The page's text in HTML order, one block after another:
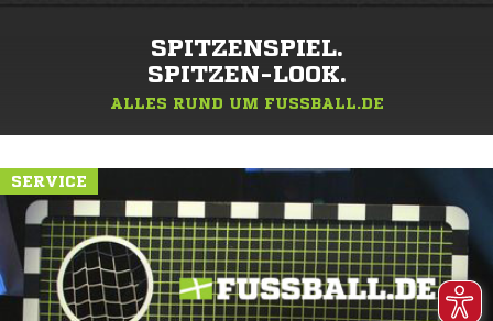
SPITZENSPIEL.
SPITZEN-LOOK.
ALLES RUND UM FUSSBALL.DE
SERVICE